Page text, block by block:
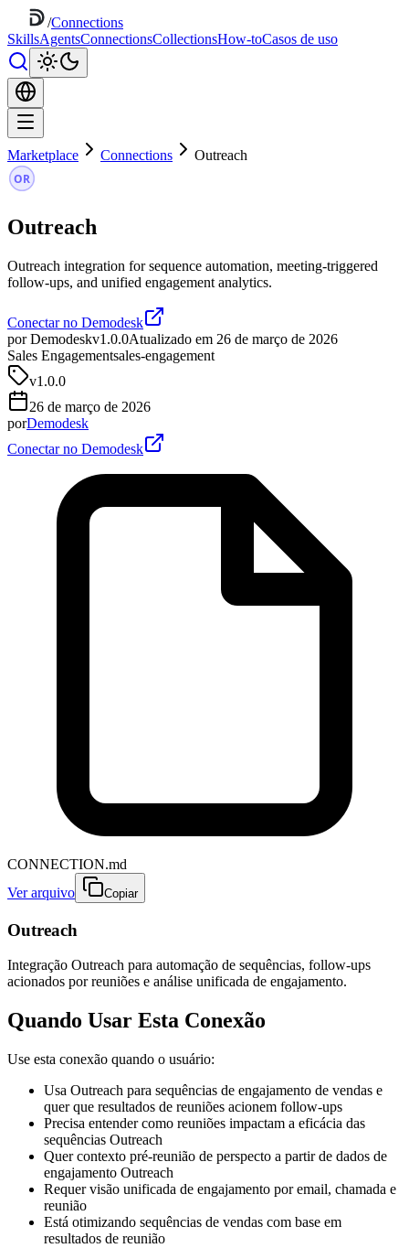
/Connections
SkillsAgentsConnectionsCollectionsHow-toCasos de uso
Marketplace Connections Outreach
Outreach
Outreach integration for sequence automation, meeting-triggered
follow-ups, and unified engagement analytics.
Conectar no Demodesk
por Demodeskv1.0.0Atualizado em 26 de março de 2026
Sales Engagementsales-engagement
v1.0.0
26 de março de 2026
porDemodesk
Conectar no Demodesk
CONNECTION.md
Ver arquivo
Copiar
Outreach
Integração Outreach para automação de sequências, follow-ups
acionados por reuniões e análise unificada de engajamento.
Quando Usar Esta Conexão
Use esta conexão quando o usuário:
Usa Outreach para sequências de engajamento de vendas e
quer que resultados de reuniões acionem follow-ups
Precisa entender como reuniões impactam a eficácia das
sequências Outreach
Quer contexto pré-reunião de perspecto a partir de dados de
engajamento Outreach
Requer visão unificada de engajamento por email, chamada e
reunião
Está otimizando sequências de vendas com base em
resultados de reunião